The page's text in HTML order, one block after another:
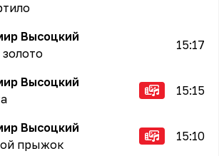
Высоцкий
15:17
Высоцкий
15:15
Высоцкий
прыжок
15:10